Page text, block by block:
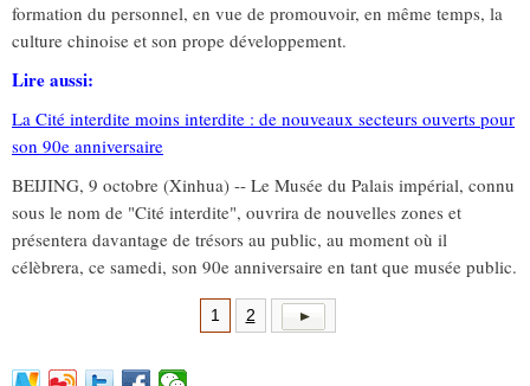
formation du personnel, en vue de promouvoir, en même temps, la
culture chinoise et son prope développement.
Lire aussi:
La Cité interdite moins interdite : de nouveaux secteurs ouverts pour
son 90e anniversaire
BEIJING, 9 octobre (Xinhua) -- Le Musée du Palais impérial, connu
sous le nom de "Cité interdite", ouvrira de nouvelles zones et
présentera davantage de trésors au public, au moment où il
célèbrera, ce samedi, son 90e anniversaire en tant que musée public.
1 2